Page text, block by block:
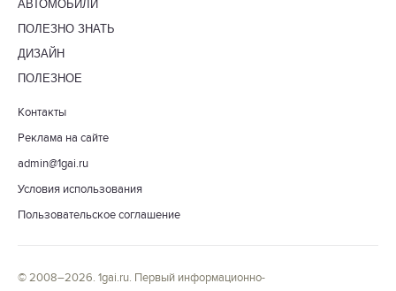
АВТОМОБИЛИ
ПОЛЕЗНО ЗНАТЬ
ДИЗАЙН
ПОЛЕЗНОЕ
Контакты
Реклама на сайте
admin@1gai.ru
Условия использования
Пользовательское соглашение
© 2008–2026. 1gai.ru. Первый информационно-